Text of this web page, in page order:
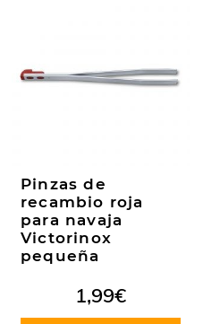
Pinzas de
recambio roja
para navaja
Victorinox
pequeña
1,99€